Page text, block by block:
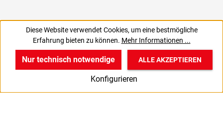
3,13 €Diese Website verwendet Cookies, um eine bestmögliche
Erfahrung bieten zu können. Mehr Informationen ...
Nur technisch notwendige
Konfigurieren
ALLE AKZEPTIEREN
v
Produkte
B